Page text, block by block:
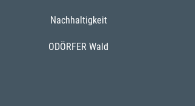
Nachhaltigkeit
ODÖRFER Wald